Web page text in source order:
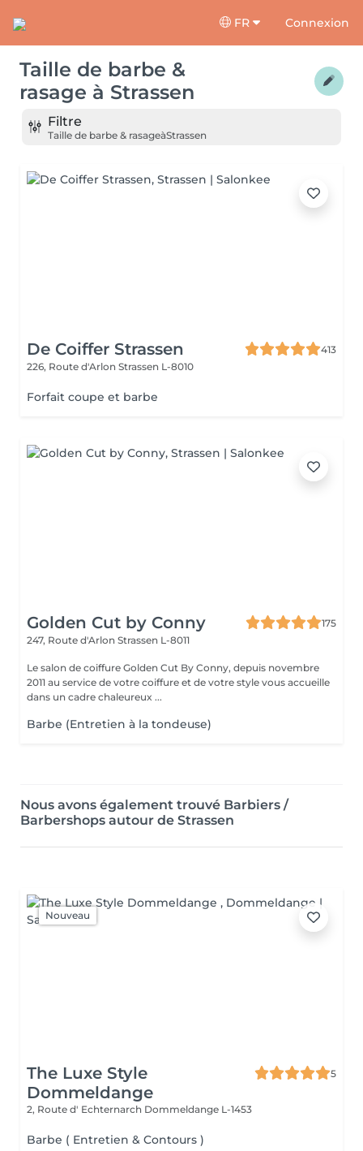
FR Connexion
Taille de barbe &
rasage à Strassen
Filtre
Taille de barbe & rasageàStrassen
De Coiffer Strassen
413
226, Route d'Arlon Strassen L-8010
Forfait coupe et barbe
Golden Cut by Conny
175
247, Route d'Arlon Strassen L-8011
Le salon de coiffure Golden Cut By Conny, depuis novembre
2011 au service de votre coiffure et de votre style vous accueille
dans un cadre chaleureux ...
Barbe (Entretien à la tondeuse)
Nous avons également trouvé Barbiers /
Barbershops autour de Strassen
Nouveau
The Luxe Style
Dommeldange
5
2, Route d' Echternarch Dommeldange L-1453
Barbe ( Entretien & Contours )